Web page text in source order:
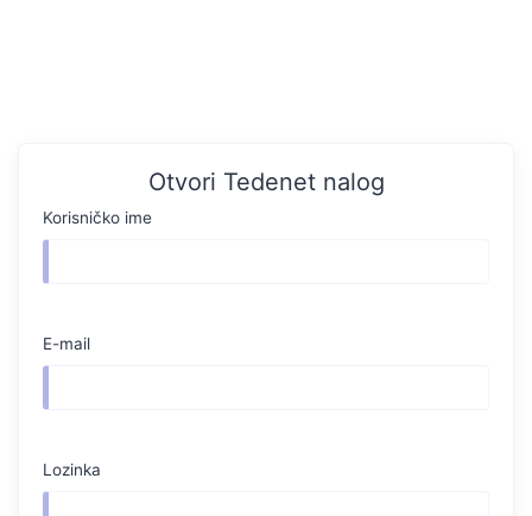
Otvori Tedenet nalog
Korisničko ime
E-mail
Lozinka